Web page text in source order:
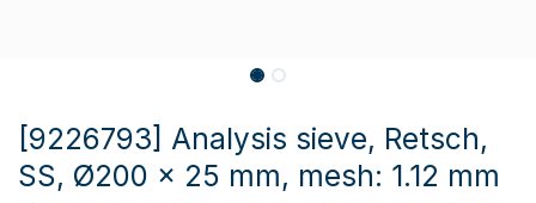
[9226793] Analysis sieve, Retsch,
SS, Ø200 x 25 mm, mesh: 1.12 mm